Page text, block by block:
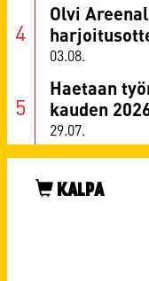
03.08.
Olvi
29.07.
Haetaan
kauden
KALPA